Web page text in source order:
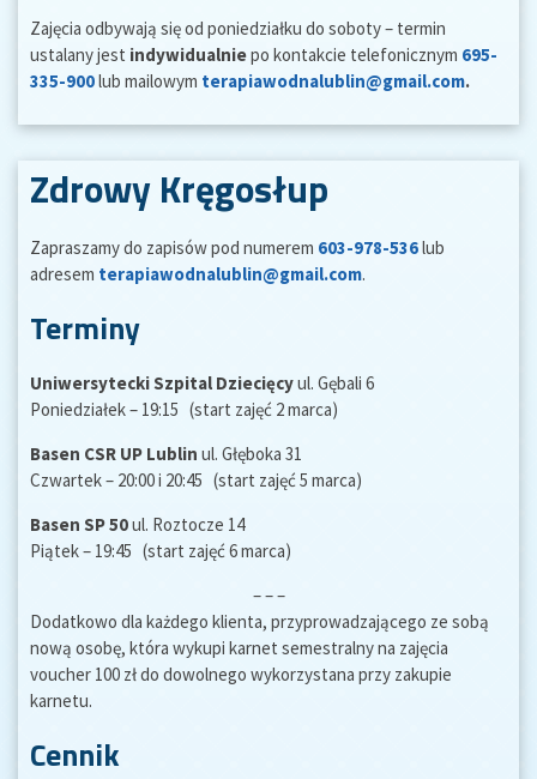
Zajęcia odbywają się od poniedziałku do soboty – termin
ustalany jest indywidualniepo kontakcie telefonicznym 695-
335-900lub mailowym terapiawodnalublin@gmail.com.
Zdrowy Kręgosłup
Zapraszamy do zapisów pod numerem 603-978-536lub
adresem terapiawodnalublin@gmail.com.
Terminy
Uniwersytecki Szpital Dziecięcyul. Gębali 6
Poniedziałek – 19:15 (start zajęć 2 marca)
Basen CSR UP Lublin ul. Głęboka 31
Czwartek – 20:00 i 20:45 (start zajęć 5 marca)
Basen SP 50ul. Roztocze 14
Piątek – 19:45 (start zajęć 6 marca)
– – –
Dodatkowo dla każdego klienta, przyprowadzającego ze sobą
nową osobę, która wykupi karnet semestralny na zajęcia
voucher 100 zł do dowolnego wykorzystana przy zakupie
karnetu.
Cennik